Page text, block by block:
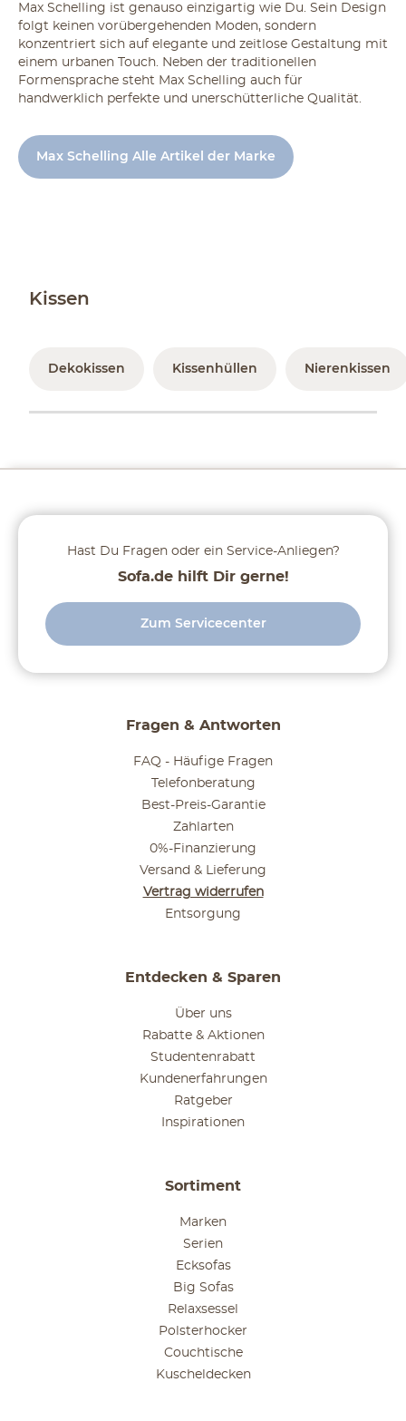
Max Schelling ist genauso einzigartig wie Du. Sein Design
folgt keinen vorübergehenden Moden, sondern
konzentriert sich auf elegante und zeitlose Gestaltung mit
einem urbanen Touch. Neben der traditionellen
Formensprache steht Max Schelling auch für
handwerklich perfekte und unerschütterliche Qualität.
Max Schelling Alle Artikel der Marke
Kissen
Dekokissen Kissenhüllen Nierenkissen
Fragen & Antworten
FAQ - Häufige Fragen
Telefonberatung
Best-Preis-Garantie
Zahlarten
0%-Finanzierung
Versand & Lieferung
Vertrag widerrufen
Entsorgung
Entdecken & Sparen
Über uns
Rabatte & Aktionen
Studentenrabatt
Kundenerfahrungen
Ratgeber
Inspirationen
Sortiment
Marken
Serien
Ecksofas
Big Sofas
Relaxsessel
Polsterhocker
Couchtische
Kuscheldecken
Hast Du Fragen oder ein Service-Anliegen?
Sofa.de hilft Dir gerne!
Zum Servicecenter